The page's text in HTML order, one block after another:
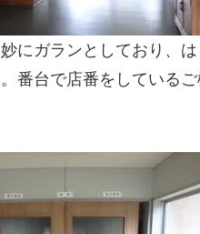
にガランとしており、
番台で店番をしている